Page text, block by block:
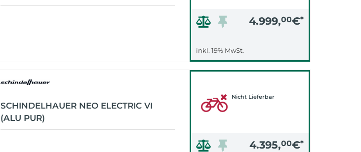
4.999,00€*
inkl. 19% MwSt.
SCHINDELHAUER NEO ELECTRIC VI
(ALU PUR)
Nicht Lieferbar
4.395,00€*